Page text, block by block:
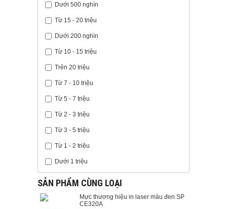
Dưới 500 nghìn
Từ 15 - 20 triệu
Dưới 200 nghìn
Từ 10 - 15 triệu
Trên 20 triệu
Từ 7 - 10 triệu
Từ 5 - 7 triệu
Từ 2 - 3 triệu
Từ 3 - 5 triệu
Từ 1 - 2 triệu
Dưới 1 triệu
SẢN PHẨM CÙNG LOẠI
Mực thương hiệu in laser màu đen SP
CE320A